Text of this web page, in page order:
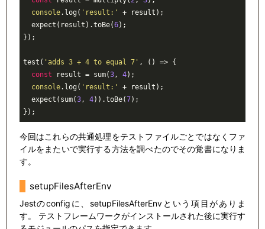
console.log( 'result:'
+ result);
  expect(result).toBe(
6);
});
test( 'adds 3 + 4 to equal 7' , () => {
const result = sum(3, 4);
console.log( 'result:'
+ result);
  expect(sum(
3, 4)).toBe(7);
今回はこれらの共通処理をテストファイルごとではなくファ
イルをまたいで実行する方法を調べたのでその覚書になりま
す。
setupFilesAfterEnv
Jestのconfigに、setupFilesAfterEnvという項目がありま
す。 テストフレームワークがインストールされた後に実行す